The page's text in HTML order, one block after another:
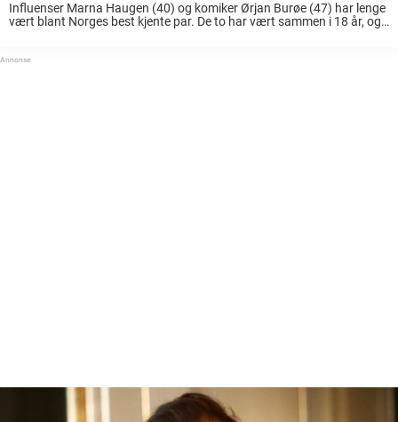
Influenser Marna Haugen (40) og komiker Ørjan Burøe (47) har lenge
vært blant Norges best kjente par. De to har vært sammen i 18 år, og